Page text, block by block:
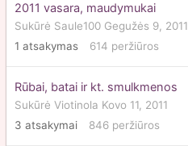
2011 vasara, maudymukai
Sukūrė Saule100 Gegužės 9, 2011
1 atsakymas 614 peržiūros
Rūbai, batai ir kt. smulkmenos
Sukūrė Viotinola Kovo 11, 2011
3 atsakymai 846 peržiūros